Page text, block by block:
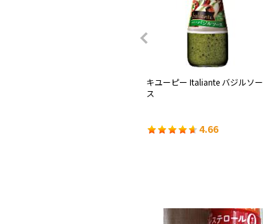
キユーピー Italiante バジルソー
ス
4.66